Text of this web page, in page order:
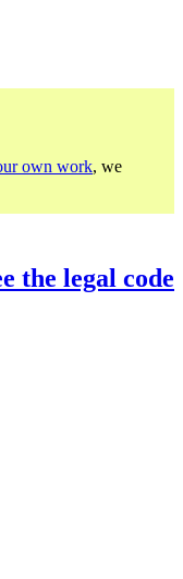
own work, we
the legal code